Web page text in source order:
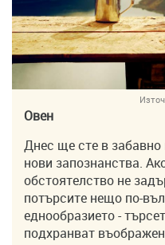
Овен
Днес ще сте в забавно
нови запознанства.
обстоятелство не
потърсите нещо по-
еднообразието -
подхранват